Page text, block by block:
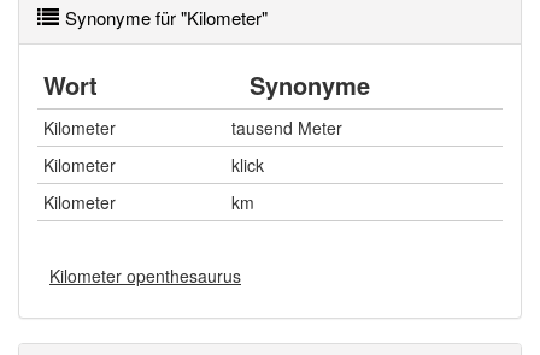
Synonyme für "Kilometer"
Wort Synonyme
Kilometer
tausend Meter
Kilometer
klick
Kilometer
km
Kilometer openthesaurus